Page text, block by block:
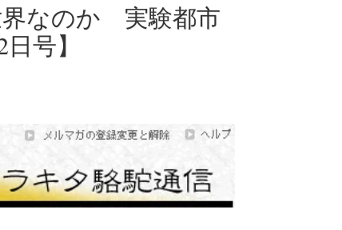
界なのか 実験都市
号】